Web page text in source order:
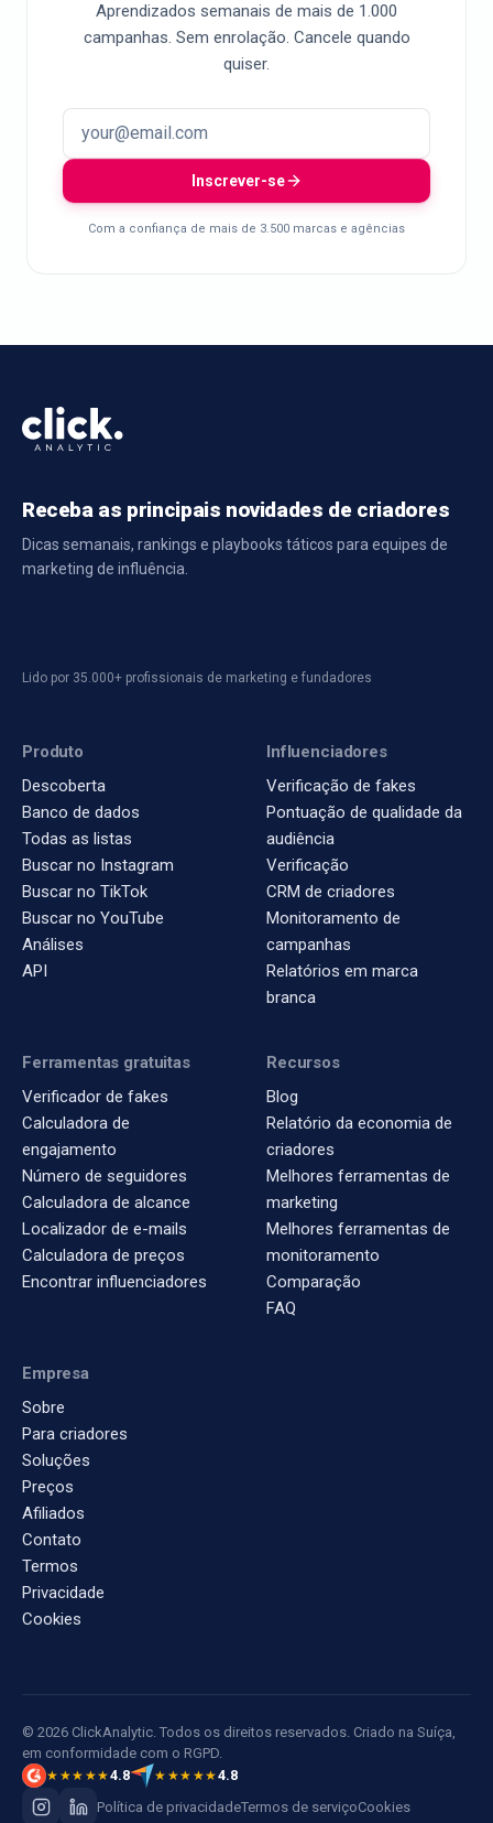
Aprendizados semanais de mais de 1.000
campanhas. Sem enrolação. Cancele quando
quiser.
Inscrever-se
Com a confiança de mais de 3.500 marcas e agências
Receba as principais novidades de criadores
Dicas semanais, rankings e playbooks táticos para equipes de
marketing de influência.
Lido por 35.000+ profissionais de marketing e fundadores
Produto
Descoberta
Banco de dados
Todas as listas
Buscar no Instagram
Buscar no TikTok
Buscar no YouTube
Análises
API
Influenciadores
Verificação de fakes
Pontuação de qualidade da
audiência
Verificação
CRM de criadores
Monitoramento de
campanhas
Relatórios em marca
branca
Ferramentas gratuitas
Verificador de fakes
Calculadora de
engajamento
Número de seguidores
Calculadora de alcance
Localizador de e-mails
Calculadora de preços
Encontrar influenciadores
Recursos
Blog
Relatório da economia de
criadores
Melhores ferramentas de
marketing
Melhores ferramentas de
monitoramento
Comparação
FAQ
Empresa
Sobre
Para criadores
Soluções
Preços
Afiliados
Contato
Termos
Privacidade
Cookies
© 2026 ClickAnalytic. Todos os direitos reservados. Criado na Suíça,
em conformidade com o RGPD.
★★★★★4.8 ★★★★★4.8
Política de privacidadeTermos de serviçoCookies